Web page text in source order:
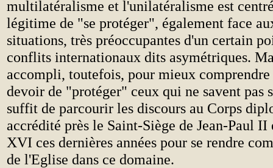
multilatéralisme et l'unilatéralisme est
légitime de "se protéger", également face
situations, très préoccupantes d'un certain
conflits internationaux dits asymétriques.
accompli, toutefois, pour mieux comprendre
devoir de "protéger" ceux qui ne savent pas
suffit de parcourir les discours au Corps
accrédité près le Saint-Siège de Jean-Paul
XVI ces dernières années pour se rendre
de l'Eglise dans ce domaine.